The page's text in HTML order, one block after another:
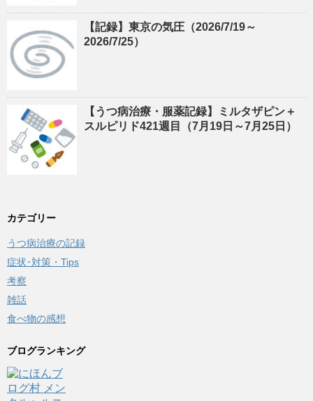
【記録】東京の気圧（2026/7/19～
2026/7/25）
【うつ病治療・服薬記録】ミルタザピン＋
スルピリド421週目（7月19日～7月25日）
カテゴリー
うつ病治療の記録
症状･対策・Tips
考察
雑話
食べ物の感想
ブログランキング